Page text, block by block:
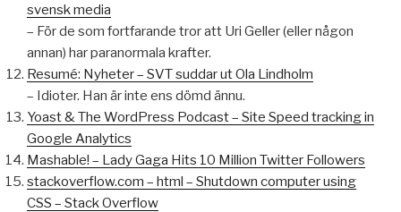
svensk media
– För de som fortfarande tror att Uri Geller (eller någon
annan) har paranormala krafter.
Resumé: Nyheter – SVT suddar ut Ola Lindholm
– Idioter. Han är inte ens dömd ännu.
Yoast & The WordPress Podcast – Site Speed tracking in
Google Analytics
Mashable! – Lady Gaga Hits 10 Million Twitter Followers
stackoverflow.com – html – Shutdown computer using
CSS – Stack Overflow